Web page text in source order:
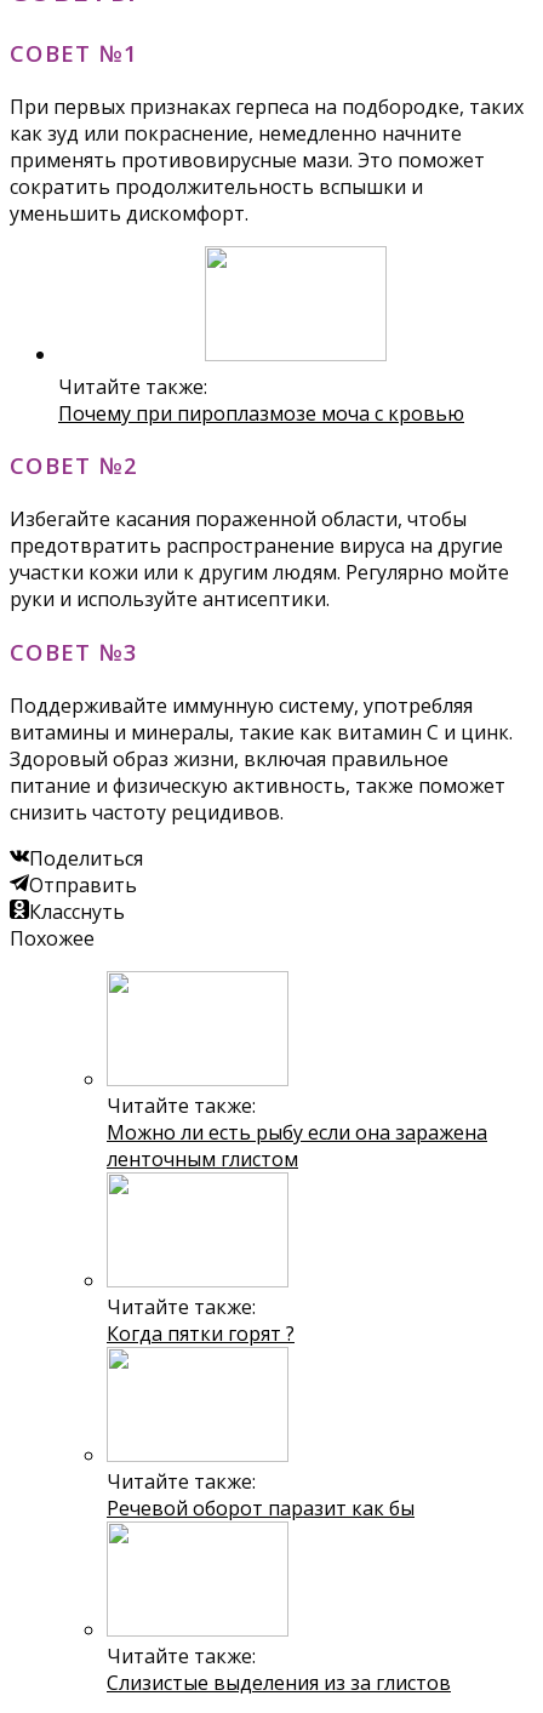
СОВЕТ №1
При первых признаках герпеса на подбородке, таких
как зуд или покраснение, немедленно начните
применять противовирусные мази. Это поможет
сократить продолжительность вспышки и
уменьшить дискомфорт.
Читайте также:
Почему при пироплазмозе моча с кровью
СОВЕТ №2
Избегайте касания пораженной области, чтобы
предотвратить распространение вируса на другие
участки кожи или к другим людям. Регулярно мойте
руки и используйте антисептики.
СОВЕТ №3
Поддерживайте иммунную систему, употребляя
витамины и минералы, такие как витамин C и цинк.
Здоровый образ жизни, включая правильное
питание и физическую активность, также поможет
снизить частоту рецидивов.
Поделиться
Отправить
Класснуть
Похожее
Читайте также:
Можно ли есть рыбу если она заражена
ленточным глистом
Читайте также:
Когда пятки горят ?
Читайте также:
Речевой оборот паразит как бы
Читайте также:
Слизистые выделения из за глистов